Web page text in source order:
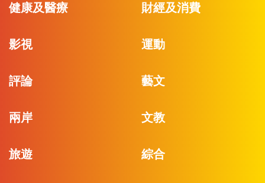
健康及醫療 財經及消費
影視 運動
評論 藝文
兩岸 文教
旅遊 綜合